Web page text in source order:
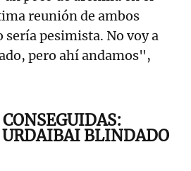
reunión de ambos
pesimista. No voy a
pero ahí andamos",
BLINDADO